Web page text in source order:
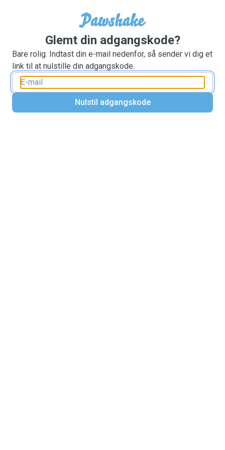
Glemt din adgangskode?
Bare rolig. Indtast din e-mail nedenfor, så sender vi dig et
link til at nulstille din adgangskode.
Nulstil adgangskode